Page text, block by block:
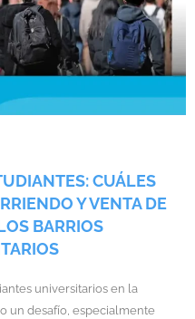
CUÁLES
Y VENTA DE
BARRIOS
universitarios en la
un desafío, especialmente